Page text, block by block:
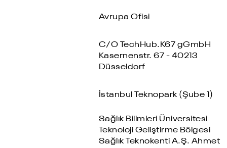
Avrupa Ofisi
C/O TechHub.K67 gGmbH
Kasernenstr. 67 - 40213
Düsseldorf
İstanbul Teknopark (Şube 1)
Sağlık Bilimleri Üniversitesi
Teknoloji Geliştirme Bölgesi
Sağlık Teknokenti A.Ş. Ahmet